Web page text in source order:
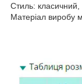
Стиль: класичний,
Матеріал виробу